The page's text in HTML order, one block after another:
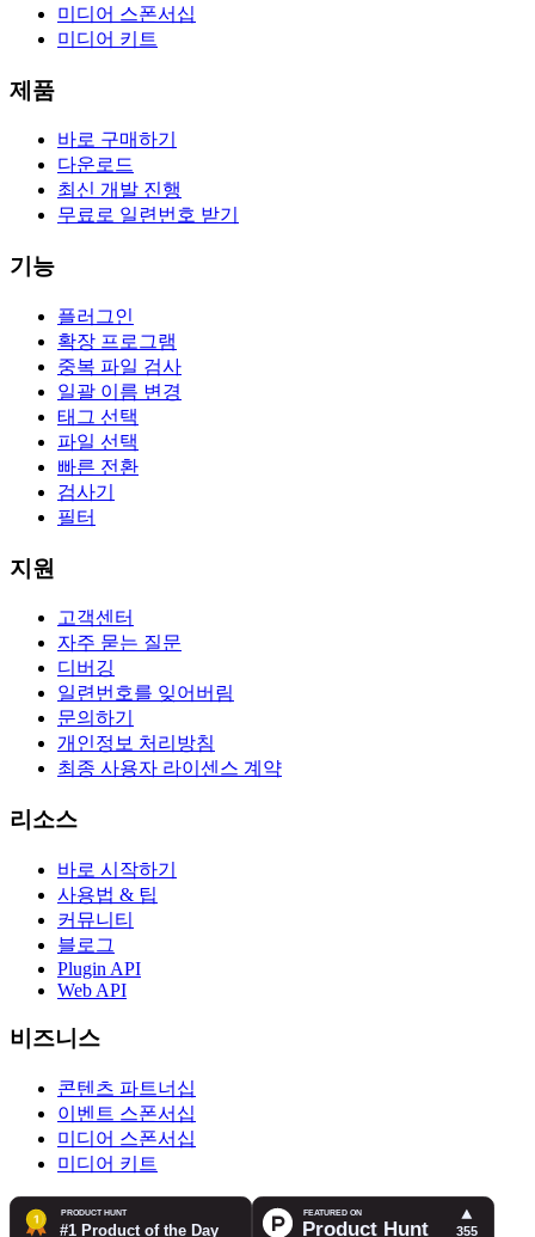
미디어 스폰서십
미디어 키트
제품
바로 구매하기
다운로드
최신 개발 진행
무료로 일련번호 받기
기능
플러그인
확장 프로그램
중복 파일 검사
일괄 이름 변경
태그 선택
파일 선택
빠른 전환
검사기
필터
지원
고객센터
자주 묻는 질문
디버깅
일련번호를 잊어버림
문의하기
개인정보 처리방침
최종 사용자 라이센스 계약
리소스
바로 시작하기
사용법 & 팁
커뮤니티
블로그
Plugin API
Web API
비즈니스
콘텐츠 파트너십
이벤트 스폰서십
미디어 스폰서십
미디어 키트